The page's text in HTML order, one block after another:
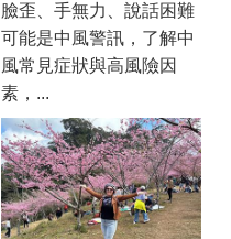
臉歪、手無力、說話困難
可能是中風警訊，了解中
風常見症狀與高風險因
素，...